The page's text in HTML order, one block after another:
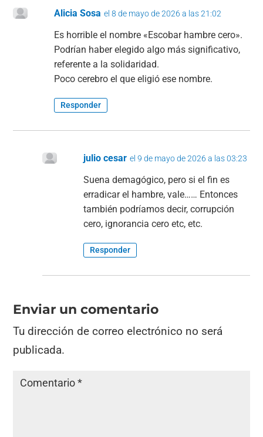
Alicia Sosa el 8 de mayo de 2026 a las 21:02
Es horrible el nombre «Escobar hambre cero».
Podrían haber elegido algo más significativo,
referente a la solidaridad.
Poco cerebro el que eligió ese nombre.
Responder
julio cesar el 9 de mayo de 2026 a las 03:23
Suena demagógico, pero si el fin es
erradicar el hambre, vale…… Entonces
también podríamos decir, corrupción
cero, ignorancia cero etc, etc.
Responder
Enviar un comentario
Tu dirección de correo electrónico no será
publicada.